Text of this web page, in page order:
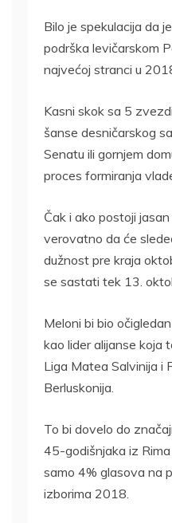
Bilo je spekulacija da
podrška levičarskom
najvećoj stranci u
Kasni skok sa 5
šanse desničarskog
Senatu ili gornjem
proces formiranja
Čak i ako postoji
verovatno da će
dužnost pre kraja
se sastati tek 13.
Meloni bi bio
kao lider alijanse koja
Liga Matea Salvinija i
Berluskonija.
To bi dovelo do
45-godišnjaka iz
samo 4% glasova na
izborima 2018.